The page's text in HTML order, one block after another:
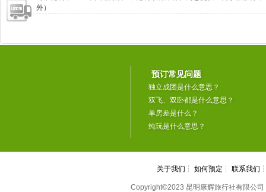
外）
预订常见问题
独立成团是什么意思？
双飞、双卧都是什么意思？
单房差是什么？
纯玩是什么意思？
关于我们 ┆ 如何预定 ┆ 联系我们
Copyright©2023 昆明康辉旅行社有限公